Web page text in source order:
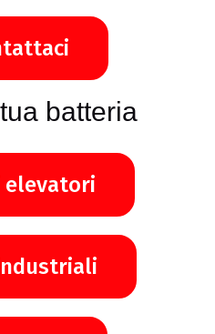
batteria
elevatori